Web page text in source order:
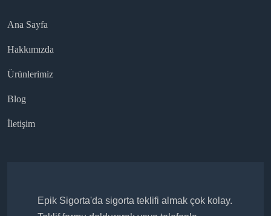
Ana Sayfa
Hakkımızda
Ürünlerimiz
Blog
İletişim
Epik Sigorta'da sigorta teklifi almak çok kolay.